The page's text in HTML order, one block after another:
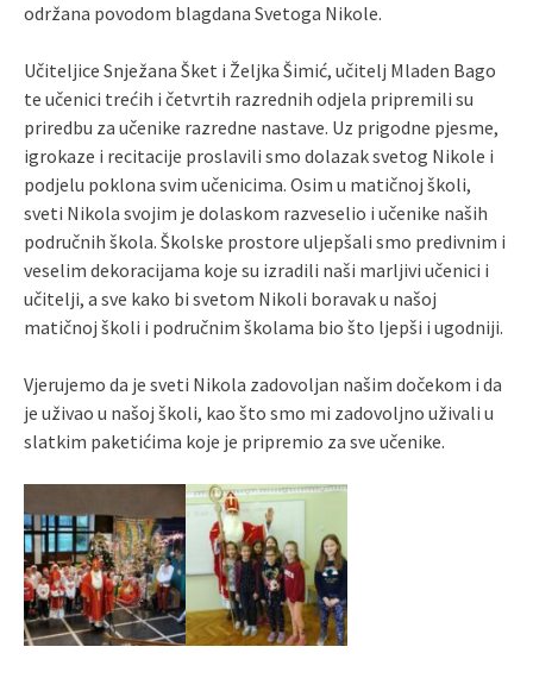
održana povodom blagdana Svetoga Nikole.
Učiteljice Snježana Šket i Željka Šimić, učitelj Mladen Bago
te učenici trećih i četvrtih razrednih odjela pripremili su
priredbu za učenike razredne nastave. Uz prigodne pjesme,
igrokaze i recitacije proslavili smo dolazak svetog Nikole i
podjelu poklona svim učenicima. Osim u matičnoj školi,
sveti Nikola svojim je dolaskom razveselio i učenike naših
područnih škola. Školske prostore uljepšali smo predivnim i
veselim dekoracijama koje su izradili naši marljivi učenici i
učitelji, a sve kako bi svetom Nikoli boravak u našoj
matičnoj školi i područnim školama bio što ljepši i ugodniji.
Vjerujemo da je sveti Nikola zadovoljan našim dočekom i da
je uživao u našoj školi, kao što smo mi zadovoljno uživali u
slatkim paketićima koje je pripremio za sve učenike.